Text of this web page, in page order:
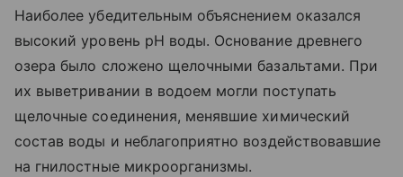
Наиболее убедительным объяснением оказался
высокий уровень pH воды. Основание древнего
озера было сложено щелочными базальтами. При
их выветривании в водоем могли поступать
щелочные соединения, менявшие химический
состав воды и неблагоприятно воздействовавшие
на гнилостные микроорганизмы.